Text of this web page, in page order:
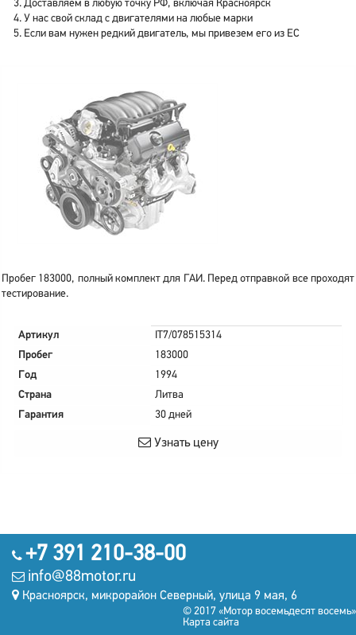
Доставляем в любую точку РФ, включая Красноярск
У нас свой склад с двигателями на любые марки
Если вам нужен редкий двигатель, мы привезем его из ЕС
Пробег 183000, полный комплект для ГАИ. Перед отправкой все проходят
тестирование.
Артикул
IT7/078515314
Пробег
183000
Год
1994
Страна
Литва
Гарантия
30 дней
Узнать цену
+7 391 210-38-00
info@88motor.ru
Красноярск, микрорайон Северный, улица 9 мая, 6
© 2017 «Мотор восемьдесят восемь»
Карта сайта